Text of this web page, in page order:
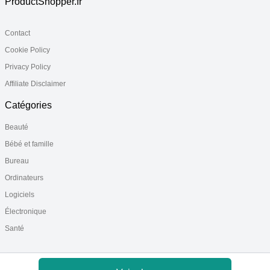
Contact
Cookie Policy
Privacy Policy
Affiliate Disclaimer
Catégories
Beauté
Bébé et famille
Bureau
Ordinateurs
Logiciels
Électronique
Santé